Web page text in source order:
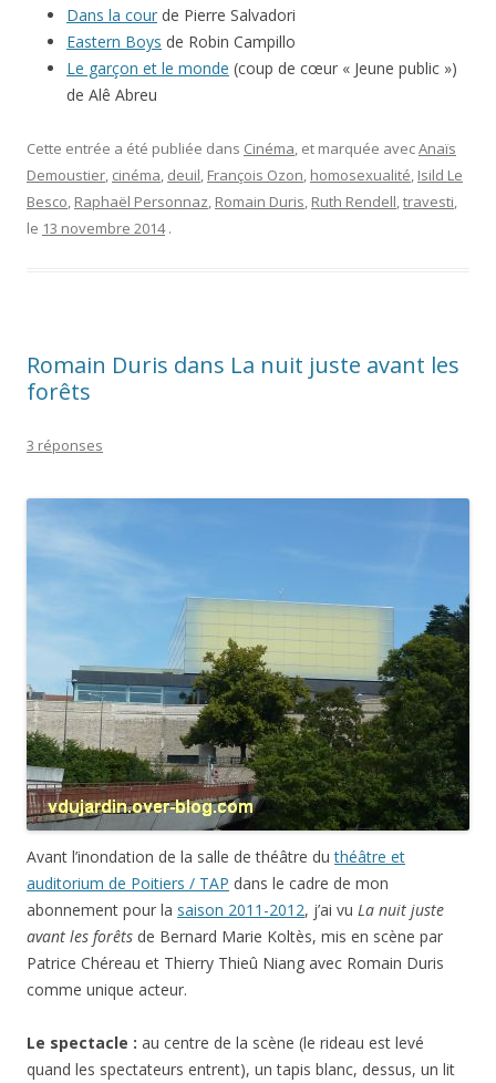
Dans la cour de Pierre Salvadori
Eastern Boys de Robin Campillo
Le garçon et le monde (coup de cœur « Jeune public »)
de Alê Abreu
Cette entrée a été publiée dans Cinéma, et marquée avecAnaïs
Demoustier, cinéma, deuil, François Ozon, homosexualité, Isild Le
Besco, Raphaël Personnaz, Romain Duris, Ruth Rendell,travesti,
le 13 novembre 2014 .
Romain Duris dans La nuit juste avant les
forêts
3 réponses
Avant l’inondation de la salle de théâtre duthéâtre et
auditorium de Poitiers / TAP dans le cadre de mon
abonnement pour la saison 2011-2012, j’ai vu La nuit juste
avant les forêts de Bernard Marie Koltès, mis en scène par
Patrice Chéreau et Thierry Thieû Niang avec Romain Duris
comme unique acteur.
Le spectacle : au centre de la scène (le rideau est levé
quand les spectateurs entrent), un tapis blanc, dessus, un lit